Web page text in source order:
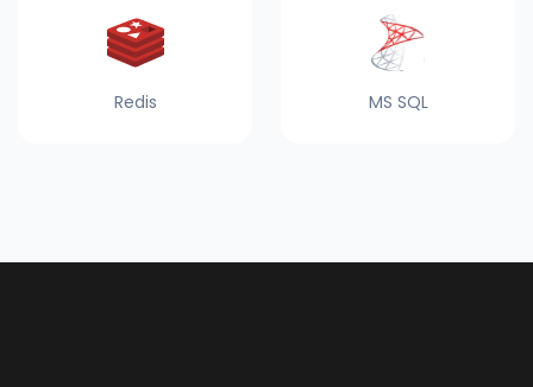
Redis MS SQL